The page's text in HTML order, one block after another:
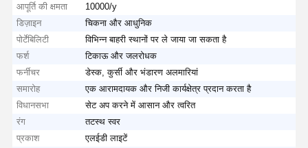
आपूर्ति की क्षमता
10000/y
डिज़ाइन
चिकना और आधुनिक
पोर्टेबिलिटी
विभिन्न बाहरी स्थानों पर ले जाया जा सकता है
फर्श
टिकाऊ और जलरोधक
फर्नीचर
डेस्क, कुर्सी और भंडारण अलमारियां
समारोह
एक आरामदायक और निजी कार्यक्षेत्र प्रदान करता है
विधानसभा
सेट अप करने में आसान और त्वरित
रंग
तटस्थ स्वर
प्रकाश
एलईडी लाइटें